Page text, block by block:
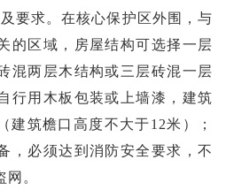
要求。在核心保护区外围，与
的区域，
房屋结构可选择一层
混两层木结构或三层砖混一层
行用木板包装或上墙漆，建筑
建筑檐口高度不大于12米）；
，必须达到消防安全要求，不
。